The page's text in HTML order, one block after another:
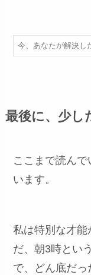
検索
最後に、少し
ここまで読ん
います。
私は特別な才能
だ、朝3時とい
で、どん底だ